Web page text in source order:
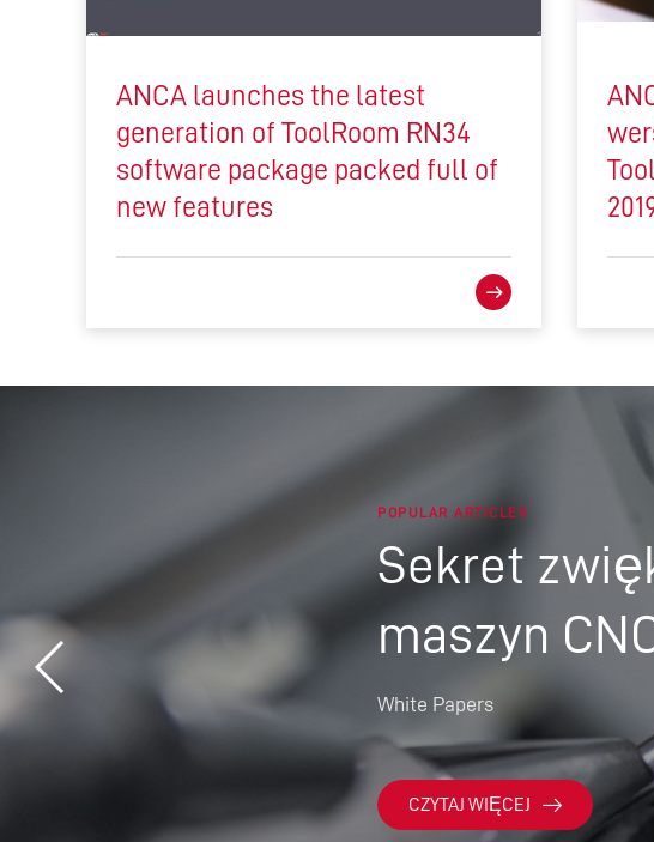
ANCA launches the latest
generation of ToolRoom RN34
software package packed full of
new features
POPULAR ARTICLES
Sekret
maszyn
White Papers
CZYTAJ WIĘCEJ